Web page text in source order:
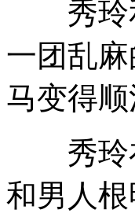
秀玲和
一团乱
马变得顺
秀玲在
和男人